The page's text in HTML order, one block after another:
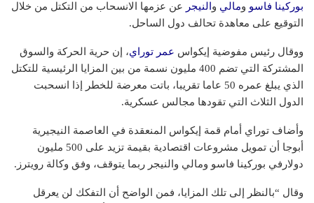
بوركينا فاسو ومالي و النيجر عن عزمها الانسحاب من التكتل من خلال
التوقيع على معاهدة تحالف دول الساحل.
ووقال رئيس مفوضية إيكواس عمر توراي، إن حرية الحركة والسوق
المشتركة التي تضم 400 مليون نسمة من بين المزايا الرئيسية للتكتل
الذي يبلغ عمره 50 عاما تقريبا، باتت معرضة للخطر إذا انسحبت
الدول الثلاث التي تقودها مجالس عسكرية.
وأضاف توراي أمام قمة إيكواس المنعقدة في العاصمة النيجيرية
أبوجا أن تمويل مشروعات اقتصادية بقيمة تزيد على 500 مليون
دولارفي بوركينا فاسو ومالي والنيجر ربما يتوقف، وفق وكالة رويترز.
وقال “بالنظر إلى تلك المزايا، فمن الواضح أن التفكك لن يعرقل